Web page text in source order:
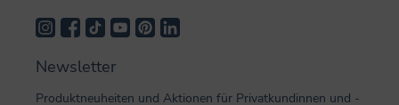
Newsletter
Produktneuheiten und Aktionen für Privatkundinnen und -